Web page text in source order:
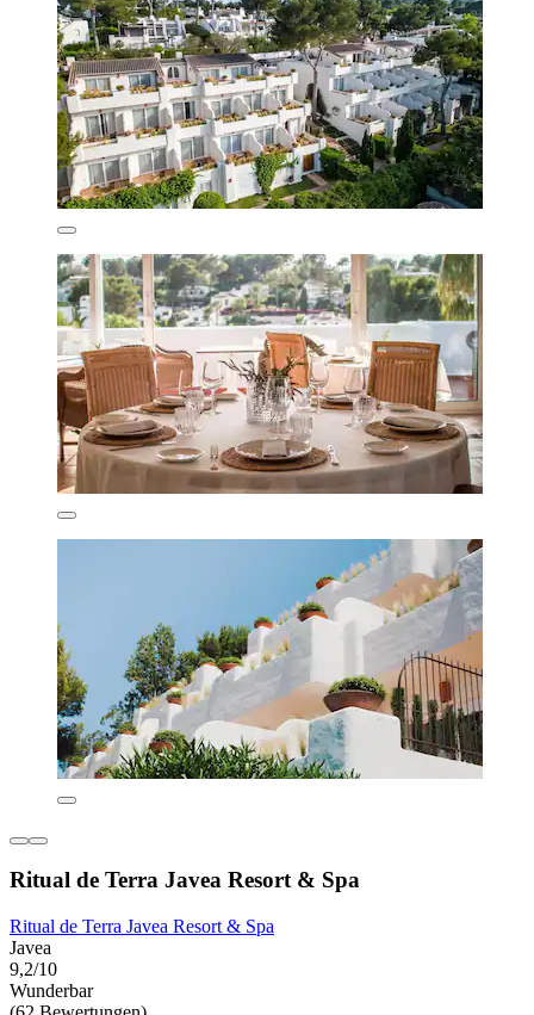
Ritual de Terra Javea Resort & Spa
Ritual de Terra Javea Resort & Spa
Javea
9,2/10
Wunderbar